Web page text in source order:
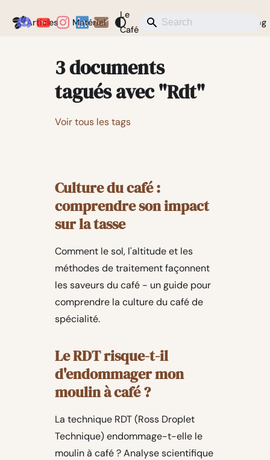
Coffeegeek
Articles Matériel
Le
Café
Actualités Blog
3 documents
tagués avec "Rdt"
Voir tous les tags
Culture du café :
comprendre son impact
sur la tasse
Comment le sol, l'altitude et les
méthodes de traitement façonnent
les saveurs du café - un guide pour
comprendre la culture du café de
spécialité.
Le RDT risque-t-il
d'endommager mon
moulin à café ?
La technique RDT (Ross Droplet
Technique) endommage-t-elle le
moulin à café ? Analyse scientifique